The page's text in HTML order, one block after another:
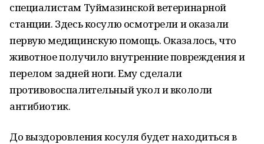
специалистам Туймазинской ветеринарной
станции. Здесь косулю осмотрели и оказали
первую медицинскую помощь. Оказалось, что
животное получило внутренние повреждения и
перелом задней ноги. Ему сделали
противовоспалительный укол и вкололи
антибиотик.
До выздоровления косуля будет находиться в